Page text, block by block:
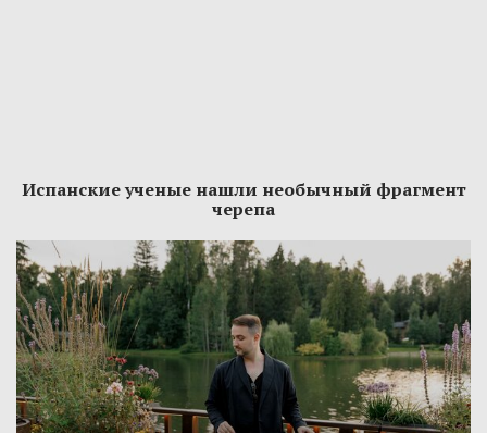
Испанские ученые нашли необычный фрагмент
черепа